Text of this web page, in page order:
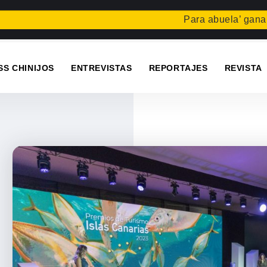
Para abuela’ gana el
CHINIJOS ENTREVISTAS REPORTAJES REVISTA